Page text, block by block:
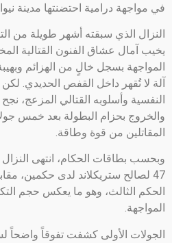
في مواجهة درامية احتضنتها مدينة
النزال الذي سبقته أشهر طويلة من
يخيب آمال عشاق الفنون القتالية
المواجهة بسجل خالٍ من الهزائم
آلة لا تُقهر داخل القفص الحديدي.
النفسية وأسلوبه القتالي المزعج،
والخروج بحزام البطولة بعد خمس
المقاتلين من قوة وطاقة.
الحكم الثالث، وهو ما يعكس حجم
المواجهة.
الجولات الأولى كشفت تفوقاً واضحاً